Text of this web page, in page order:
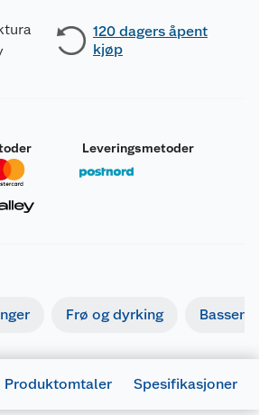
120 dagers åpent
kjøp
Leveringsmetoder
Frø og dyrking Basseng
Produktomtaler Spesifikasjoner